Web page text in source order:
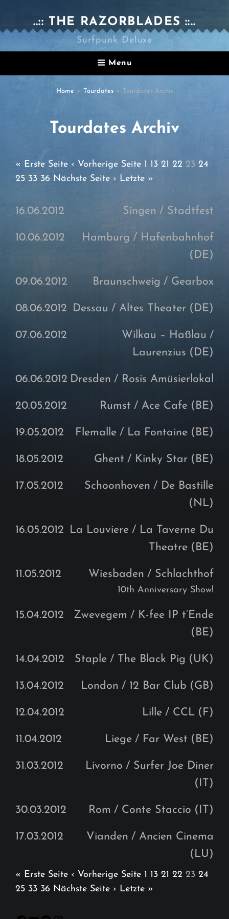
..:: THE RAZORBLADES ::..
Surfpunk Deluxe
Menu
Home > Tourdates > Tourdates Archiv
Tourdates Archiv
« Erste Seite ‹ Vorherige Seite 1 13 21 22 23 24
25 33 36 Nächste Seite › Letzte »
16.06.2012 Singen / Stadtfest
10.06.2012 Hamburg / Hafenbahnhof
(DE)
09.06.2012 Braunschweig / Gearbox
08.06.2012 Dessau / Altes Theater (DE)
07.06.2012 Wilkau – Haßlau /
Laurenzius (DE)
06.06.2012 Dresden / Rosis Amüsierlokal
20.05.2012 Rumst / Ace Cafe (BE)
19.05.2012 Flemalle / La Fontaine (BE)
18.05.2012 Ghent / Kinky Star (BE)
17.05.2012 Schoonhoven / De Bastille
(NL)
16.05.2012 La Louviere / La Taverne Du
Theatre (BE)
11.05.2012 Wiesbaden / Schlachthof
10th Anniversary Show!
15.04.2012 Zwevegem / K-fee IP t’Ende
(BE)
14.04.2012 Staple / The Black Pig (UK)
13.04.2012 London / 12 Bar Club (GB)
12.04.2012 Lille / CCL (F)
11.04.2012 Liege / Far West (BE)
31.03.2012 Livorno / Surfer Joe Diner
(IT)
30.03.2012 Rom / Conte Staccio (IT)
17.03.2012 Vianden / Ancien Cinema
(LU)
« Erste Seite ‹ Vorherige Seite 1 13 21 22 23 24
25 33 36 Nächste Seite › Letzte »